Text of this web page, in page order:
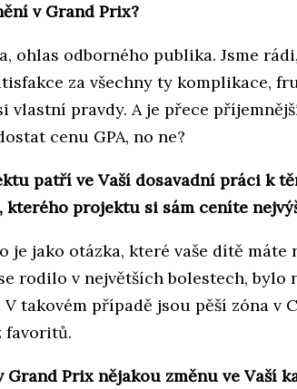
v Grand Prix?
ohlas odborného publika. Jsme
za všechny ty komplikace,
vlastní pravdy. A je přece
cenu GPA, no ne?
patří ve Vaší dosavadní práci k
kterého projektu si sám ceníte
je jako otázka, které vaše dítě máte
rodilo v největších bolestech, bylo
takovém případě jsou pěší zóna v
favoritů.
Prix nějakou změnu ve Vaší